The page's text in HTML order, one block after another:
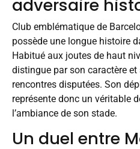
adversaire
Club emblématique de
possède une longue histoire
Habitué aux joutes de haut
distingue par son caractère
rencontres disputées. Son
représente donc un véritable
l’ambiance de son stade.
Un duel entre